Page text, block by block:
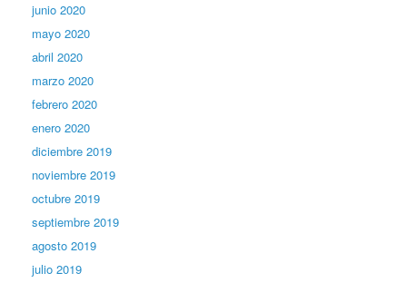
junio 2020
mayo 2020
abril 2020
marzo 2020
febrero 2020
enero 2020
diciembre 2019
noviembre 2019
octubre 2019
septiembre 2019
agosto 2019
julio 2019